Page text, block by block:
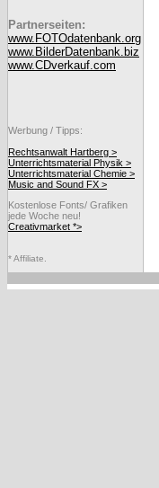
Partnerseiten:
www.FOTOdatenbank.org
www.BilderDatenbank.biz
www.CDverkauf.com
Werbung / Tipps:
Rechtsanwalt Hartberg >
Unterrichtsmaterial Physik >
Unterrichtsmaterial Chemie >
Music and Sound FX >
Kostenlose Fonts/ Grafiken
jede Woche neu!
Creativmarket *>
* Affiliate.